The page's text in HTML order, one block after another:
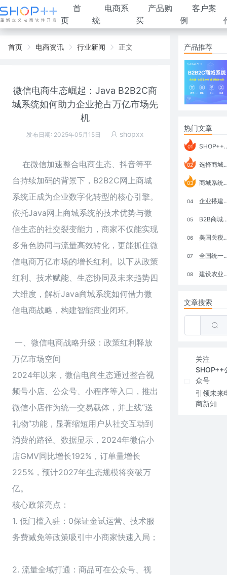
首
页
电商系
统
产品购
买
客户案
例
首页 电商资讯 行业新闻 正文
微信电商生态崛起：Java B2B2C商
城系统如何助力企业抢占万亿市场先
机
发布日期: 2025年05月15日 shopxx
在微信加速整合电商生态、抖音等平
台持续加码的背景下，B2B2C网上商城
系统正成为企业数字化转型的核心引擎。
依托Java网上商城系统的技术优势与微
信生态的社交裂变能力，商家不仅能实现
多角色协同与流量高效转化，更能抓住微
信电商万亿市场的增长红利。以下从政策
红利、技术赋能、生态协同及未来趋势四
大维度，解析Java商城系统如何借力微
信电商战略，构建智能商业闭环。
一、微信电商战略升级：政策红利释放
万亿市场空间
2024年以来，微信电商生态通过整合视
频号小店、公众号、小程序等入口，推出
微信小店作为统一交易载体，并上线“送
礼物”功能，显著缩短用户从社交互动到
消费的路径。数据显示，2024年微信小
店GMV同比增长192%，订单量增长
225%，预计2027年生态规模将突破万
亿。
核心政策亮点：
1. 低门槛入驻：0保证金试运营、技术服
务费减免等政策吸引中小商家快速入局；
2. 流量全域打通：商品可在公众号、视
产品推荐
热门文章
01 SHOP++ B2B2C V9.1 全新发布 新亮点
02 选择商城系统要考虑哪些问题？
03 商城系统如何打通跨境电商模式？
04 企业搭建积分商城系统要注意什么？
05 B2B商城系统搭建：开发语言、功能、优势分析
06 美国关税政策冲击全球电商格局：五大类平台受重创，转型与自救成关键
07 全国统一大市场：电商如何掘金新蓝海？
08 建设农业强国，网上商城来助力！
文章搜索
关注
SHOP++
众号
引领未来
商新知